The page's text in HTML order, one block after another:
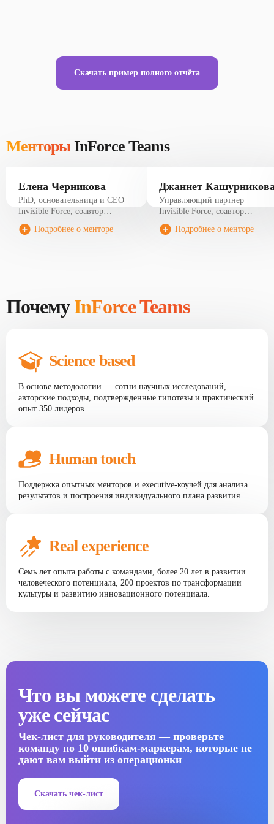
Скачать пример полного отчёта
Менторы InForce Teams
Елена Черникова
PhD, основательница и СЕО
Invisible Force, соавтор
методологии InForce Teams.
Автор первой в мире
Подробнее о менторе
Джаннет
Управляющий партнер
Invisible Force, соавтор
методологии InForce Teams,
лидер комплексных
Подробнее о менторе
ПочемуInForce Teams
Science based
В основе методологии — сотни научных исследований,
авторские подходы, подтвержденные гипотезы и практический
опыт 350 лидеров.
Human touch
Поддержка опытных менторов и executive-коучей для анализа
результатов и построения индивидуального плана развития.
Real experience
Семь лет опыта работы с командами, более 20 лет в развитии
человеческого потенциала, 200 проектов по трансформации
культуры и развитию инновационного потенциала.
Что вы можете сделать
уже сейчас
Чек-лист для руководителя — проверьте
команду по 10 ошибкам-маркерам, которые не
дают вам выйти из операционки
Скачать чек-лист